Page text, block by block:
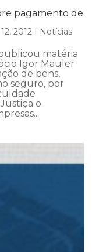
pagamento de
2012 | Notícias
matéria
Igor Mauler
de bens,
seguro, por
o